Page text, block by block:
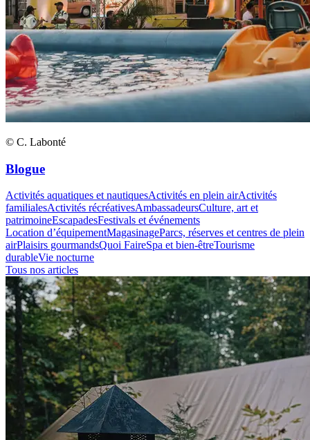
© C. Labonté
Blogue
Activités aquatiques et nautiquesActivités en plein airActivités
familialesActivités récréativesAmbassadeursCulture, art et
patrimoineEscapadesFestivals et événements
Location d’équipementMagasinageParcs, réserves et centres de plein
airPlaisirs gourmandsQuoi FaireSpa et bien-êtreTourisme
durableVie nocturne
Tous nos articles